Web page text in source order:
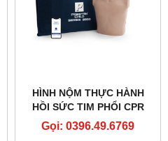
HÌNH NỘM THỰC HÀNH
HỒI SỨC TIM PHỔI CPR
TRẺ EM CPR CÓ PHẢN HỒI
ĐIỆN TỬ PP-CM-2000-1-MS
Gọi: 0396.49.6769